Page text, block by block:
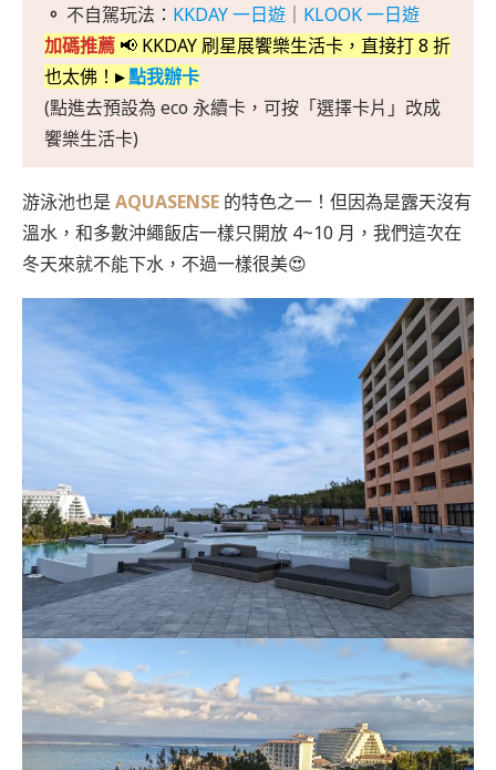
。 不自駕玩法： KKDAY 一日遊 ｜ KLOOK 一日遊
加碼推薦 📢 KKDAY 刷星展饗樂生活卡，直接打 8 折
也太佛！ ▸點我辦卡
(點進去預設為 eco 永續卡，可按「選擇卡片」改成
饗樂生活卡)
游泳池也是 AQUASENSE 的特色之一！但因為是露天沒有
溫水，和多數沖繩飯店一樣只開放 4~10 月，我們這次在
冬天來就不能下水，不過一樣很美😍